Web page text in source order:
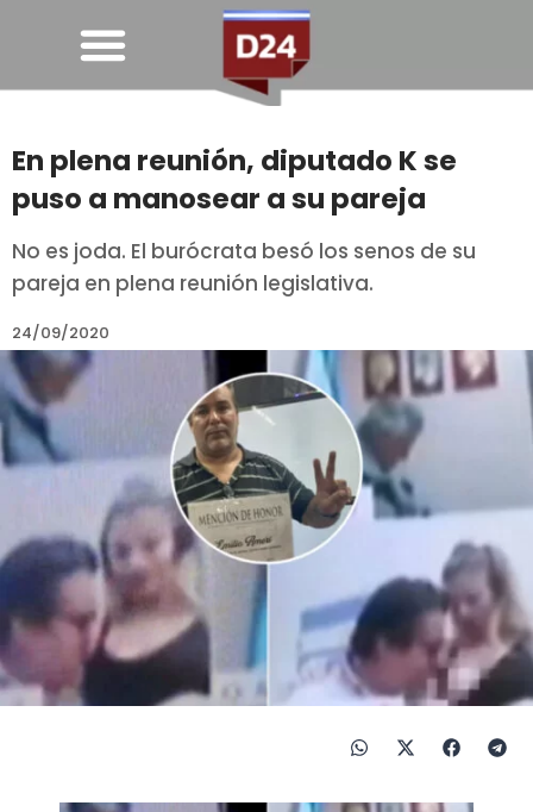
En plena reunión, diputado K se
puso a manosear a su pareja
No es joda. El burócrata besó los senos de su
pareja en plena reunión legislativa.
24/09/2020